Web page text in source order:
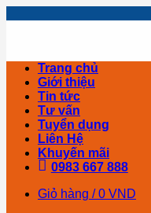
Trang chủ
Giới thiệu
Tin tức
Tư vấn
Tuyển dụng
Liên Hệ
Khuyến mãi
0983 667 888
Giỏ hàng /0 VND